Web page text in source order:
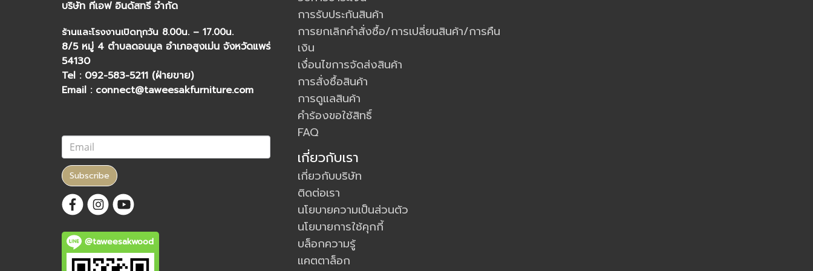
บริษัท ทีเอฟ อินดัสทรี จำกัด
ร้านและโรงงานเปิดทุกวัน 8.00น. – 17.00น.
8/5 หมู่ 4 ตำบลดอนมูล อำเภอสูงเม่น จังหวัดแพร่
54130
Tel : 092-583-5211 (ฝ่ายขาย)
Email : connect@taweesakfurniture.com
Subscribe
@taweesakwood
การรับประกันสินค้า
การยกเลิกคำสั่งซื้อ/การเปลี่ยนสินค้า/การคืน
เงิน
เงื่อนไขการจัดส่งสินค้า
การสั่งซื้อสินค้า
การดูแลสินค้า
คำร้องขอใช้สิทธิ์
FAQ
เกี่ยวกับเรา
เกี่ยวกับบริษัท
ติดต่อเรา
นโยบายความเป็นส่วนตัว
นโยบายการใช้คุกกี้
บล็อกความรู้
แคตตาล็อก